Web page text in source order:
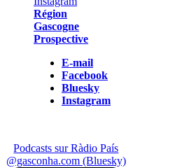
Région
Gascogne
Prospective
E-mail
Facebook
Bluesky
Instagram
Podcasts sur Ràdio País
@gasconha.com (Bluesky)